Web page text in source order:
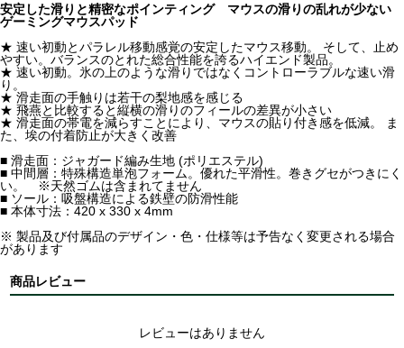
安定した滑りと精密なポインティング マウスの滑りの乱れが少ない
ゲーミングマウスパッド
★ 速い初動とパラレル移動感覚の安定したマウス移動。 そして、止め
やすい。バランスのとれた総合性能を誇るハイエンド製品。
★ 速い初動。氷の上のような滑りではなくコントローラブルな速い滑
り。
★ 滑走面の手触りは若干の梨地感を感じる
★ 飛燕と比較すると縦横の滑りのフィールの差異が小さい
★ 滑走面の帯電を減らすことにより、マウスの貼り付き感を低減。 ま
た、埃の付着防止が大きく改善
■ 滑走面：ジャガード編み生地 (ポリエステル)
■ 中間層：特殊構造単泡フォーム。優れた平滑性。巻きグセがつきにく
い。 ※天然ゴムは含まれてません
■ ソール：吸盤構造による鉄壁の防滑性能
■ 本体寸法：420 x 330 x 4mm
※ 製品及び付属品のデザイン・色・仕様等は予告なく変更される場合
があります
商品レビュー
レビューはありません